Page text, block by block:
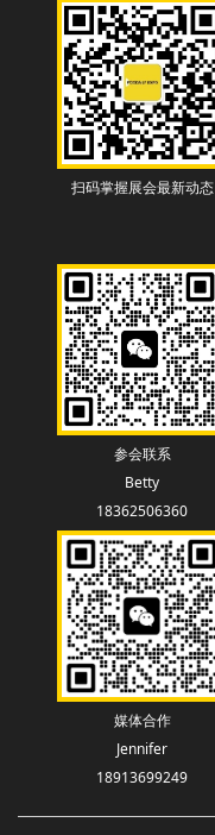
扫码掌握展会最新动态
参会联系
Betty
18362506360
媒体合作
Jennifer
18913699249